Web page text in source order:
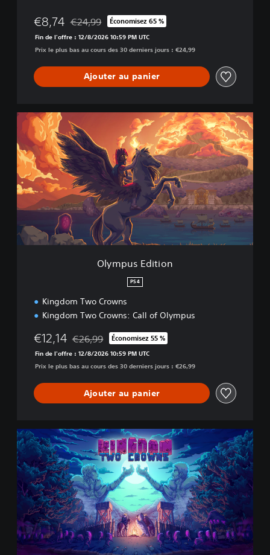
€8,74 Remise par rapport au prix d'origine de €24,99
€24,99 Économisez 65 %
Fin de l'offre : 12/8/2026 10:59 PM UTC
Prix le plus bas au cours des 30 derniers jours : €24,99
Ajouter au panier
O
y
m
p
u
s
d
t
Olympus Edition
PS4
Kingdom Two Crowns
Kingdom Two Crowns: Call of Olympus
€12,14 Remise par rapport au prix d'origine de €26,99
€26,99 Économisez 55 %
Fin de l'offre : 12/8/2026 10:59 PM UTC
Prix le plus bas au cours des 30 derniers jours : €26,99
Ajouter au panier
K
i
n
g
o
w
o
C